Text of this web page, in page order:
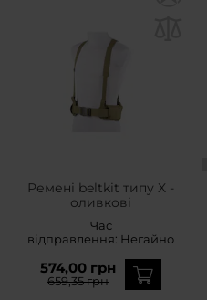
Ремені beltkit типу X -
оливкові
Час
відправлення: Негайно
574,00 грн
659,35 грн